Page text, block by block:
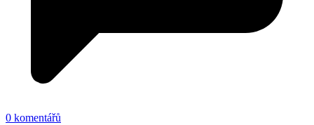
0 komentářů